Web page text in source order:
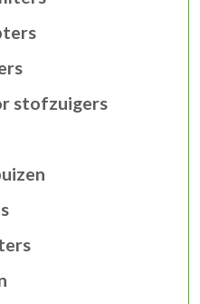
stofzuigers